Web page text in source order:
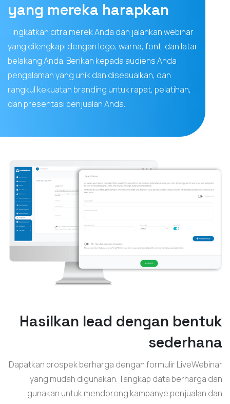
yang mereka harapkan
Tingkatkan citra merek Anda dan jalankan webinar
yang dilengkapi dengan logo, warna, font, dan latar
belakang Anda. Berikan kepada audiens Anda
pengalaman yang unik dan disesuaikan, dan
rangkul kekuatan branding untuk rapat, pelatihan,
dan presentasi penjualan Anda.
Hasilkan lead dengan bentuk
sederhana
Dapatkan prospek berharga dengan formulir LiveWebinar
yang mudah digunakan. Tangkap data berharga dan
gunakan untuk mendorong kampanye penjualan dan